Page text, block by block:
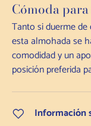
Cómoda
Tanto si duerme
esta almohada se
comodidad y un
posición preferida
Información